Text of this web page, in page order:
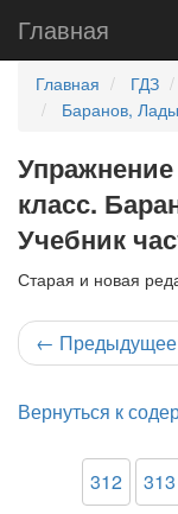
Главная
Главная ГДЗ
Баранов,
класс.
Учебник
Старая и новая
← Предыдущее
Вернуться к
312 313